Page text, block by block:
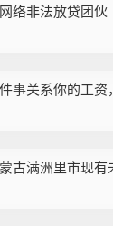
络非法放贷团伙
事关系你的工资
古满洲里市现有